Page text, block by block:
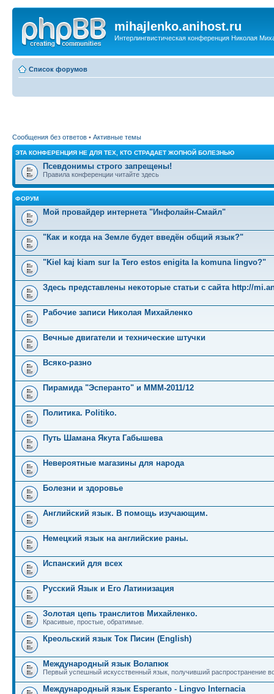
mihajlenko.anihost.ru
Интерлингвистическая конференция Николая
Список форумов
Сообщения без ответов • Активные темы
ЭТА КОНФЕРЕНЦИЯ НЕ ДЛЯ ТЕХ, КТО СТРАДАЕТ ЖОПНОЙ БОЛЕЗНЬЮ
Псевдонимы строго запрещены!
Правила конференции читайте здесь
ФОРУМ
Мой провайдер интернета "Инфолайн-Смайл"
"Как и когда на Земле будет введён общий язык?"
"Kiel kaj kiam sur la Tero estos enigita la komuna lingvo?"
Здесь представлены некоторые статьи с сайта http://
Рабочие записи Николая Михайленко
Вечные двигатели и технические штучки
Всяко-разно
Пирамида "Эсперанто" и MMM-2011/12
Политика. Politiko.
Путь Шамана Якута Габышева
Невероятные магазины для народа
Болезни и здоровье
Английский язык. В помощь изучающим.
Немецкий язык на английские раны.
Испанский для всех
Русский Язык и Его Латинизация
Золотая цепь транслитов Михайленко.
Красивые, простые, обратимые.
Креольский язык Ток Писин (English)
Международный язык Волапюк
Первый успешный искусственный язык, получивший распространение
Международный язык Esperanto - Lingvo Internacia